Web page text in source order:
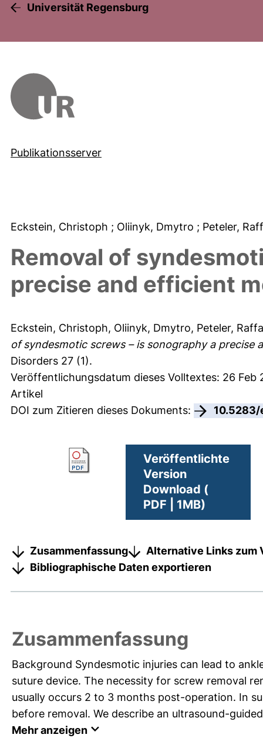
Universität Regensburg
Publikationsserver
Eckstein, Christoph ; Oliinyk, Dmytro ; Peteler,
Removal of
precise and efficient
Eckstein, Christoph, Oliinyk, Dmytro, Peteler,
of syndesmotic screws – is sonography a precise
Disorders 27 (1).
Veröffentlichungsdatum dieses Volltextes: 26 Feb
Artikel
DOI zum Zitieren dieses Dokuments:
Veröffentlichte
Version
Download (
PDF | 1MB)
Zusammenfassung
Alternative Links zum
Bibliographische Daten exportieren
Zusammenfassung
Background Syndesmotic injuries can lead to
suture device. The necessity for screw removal
usually occurs 2 to 3 months post-operation. In
before removal. We describe an ultrasound-
Mehr anzeigen